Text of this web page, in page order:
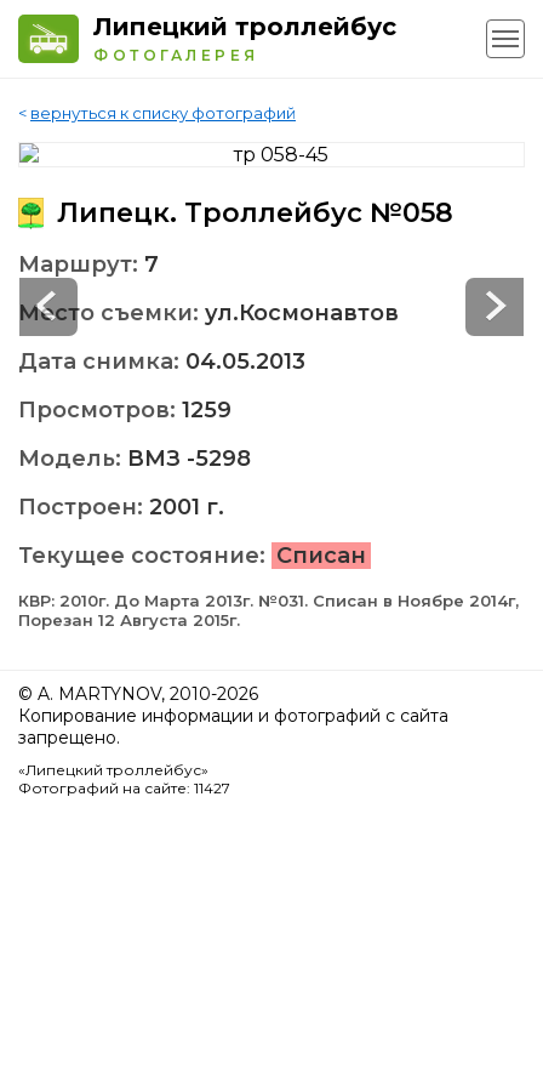
Липецкий троллейбус
ФОТОГАЛЕРЕЯ
< вернуться к списку фотографий
Липецк. Троллейбус №058
Маршрут: 7
Место съемки: ул.Космонавтов
Дата снимка: 04.05.2013
Просмотров: 1259
Модель: ВМЗ -5298
Построен: 2001 г.
Текущее состояние: Списан
КВР: 2010г. До Марта 2013г. №031. Списан в Ноябре 2014г,
Порезан 12 Августа 2015г.
© A. MARTYNOV, 2010-2026
Копирование информации и фотографий с сайта
запрещено.
«Липецкий троллейбус»
Фотографий на сайте: 11427